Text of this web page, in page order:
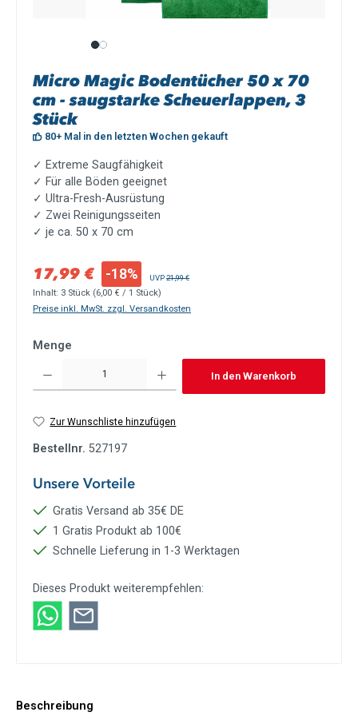
Micro Magic Bodentücher 50 x 70
cm - saugstarke Scheuerlappen, 3
Stück
80+ Mal in den letzten Wochen gekauft
✓ Extreme Saugfähigkeit
✓ Für alle Böden geeignet
✓ Ultra-Fresh-Ausrüstung
✓ Zwei Reinigungsseiten
✓ je ca. 50 x 70 cm
Verkaufspreis:
17,99 € -18% Regulärer Preis:
UVP21,99 €
Inhalt: 3 Stück (6,00 € / 1 Stück)
Preise inkl. MwSt. zzgl. Versandkosten
Menge
Produkt Anzahl: Gib den gewünschten Wert ein oder benutze die Schaltflächen um die
In den Warenkorb
Zur Wunschliste hinzufügen
Bestellnr. 527197
Unsere Vorteile
Gratis Versand ab 35€ DE
1 Gratis Produkt ab 100€
Schnelle Lieferung in 1-3 Werktagen
Dieses Produkt weiterempfehlen:
Beschreibung